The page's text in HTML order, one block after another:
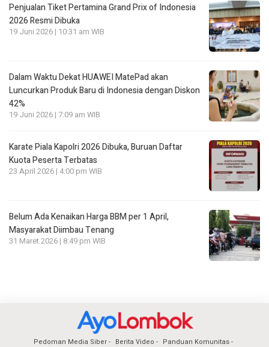
Penjualan Tiket Pertamina Grand Prix of Indonesia
2026 Resmi Dibuka
19 Juni 2026 | 10:31 am WIB
Dalam Waktu Dekat HUAWEI MatePad akan
Luncurkan Produk Baru di Indonesia dengan Diskon
42%
19 Juni 2026 | 7:09 am WIB
Karate Piala Kapolri 2026 Dibuka, Buruan Daftar
Kuota Peserta Terbatas
23 April 2026 | 4:00 pm WIB
Belum Ada Kenaikan Harga BBM per 1 April,
Masyarakat Diimbau Tenang
31 Maret 2026 | 8:49 pm WIB
Pedoman Media Siber Berita Video Panduan Komunitas